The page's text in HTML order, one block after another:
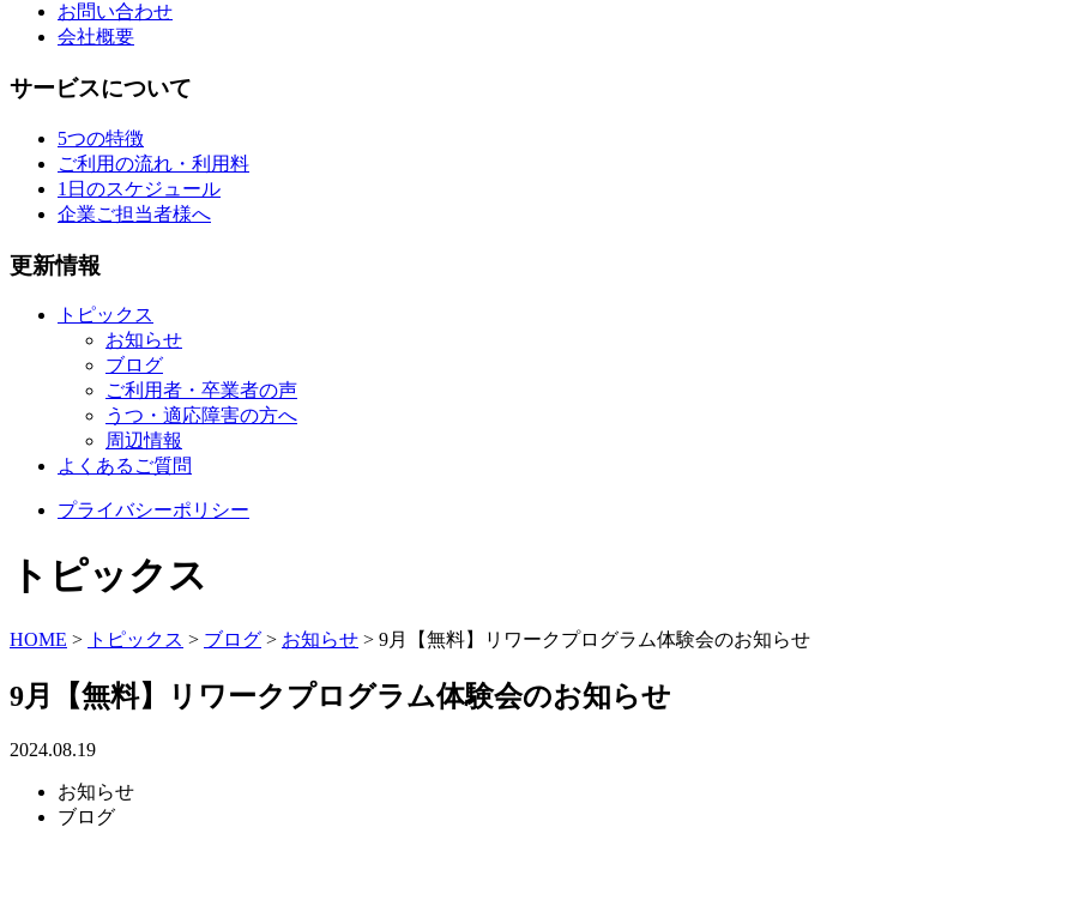
お問い合わせ
会社概要
サービスについて
5つの特徴
ご利用の流れ・利用料
1日のスケジュール
企業ご担当者様へ
更新情報
トピックス
お知らせ
ブログ
ご利用者・卒業者の声
うつ・適応障害の方へ
周辺情報
よくあるご質問
プライバシーポリシー
トピックス
HOME > トピックス > ブログ > お知らせ > 9月【無料】リワークプログラム体験会のお知らせ
9月【無料】リワークプログラム体験会のお知らせ
2024.08.19
お知らせ
ブログ